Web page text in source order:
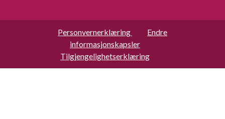
Personvernerklæring
Endre
informasjonskapsler
Tilgjengelighetserklæring